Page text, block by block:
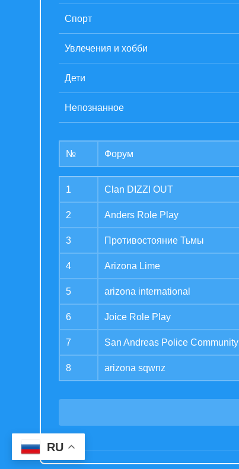
Спорт
Увлечения и хобби
Дети
Непознанное
№ Форум
1 Clan DIZZI OUT
2 Anders Role Play
3 Противостояние Тьмы
4 Arizona Lime
5 arizona international
6 Joice Role Play
7 San Andreas Police Community
8 arizona sqwnz
RU